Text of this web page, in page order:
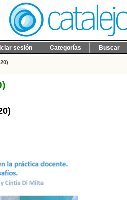
sesión Categorías Buscar